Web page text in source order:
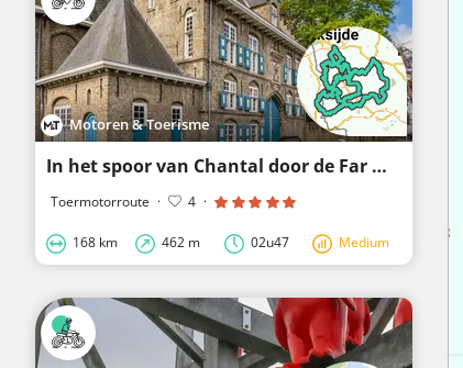
Motoren & Toerisme
In het spoor van Chantal door de Far West
Toermotorroute · 4 ·
168 km 462 m 02u47 Medium